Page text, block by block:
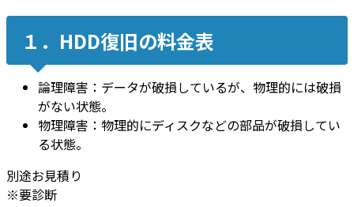
１．HDD復旧の料金表
論理障害：データが破損しているが、物理的には破損
がない状態。
物理障害：物理的にディスクなどの部品が破損してい
る状態。
別途お見積り
※要診断